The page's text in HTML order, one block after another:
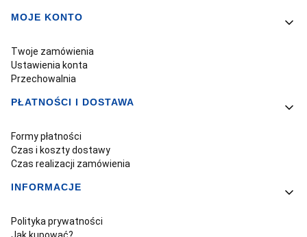
MOJE KONTO
Twoje zamówienia
Ustawienia konta
Przechowalnia
PŁATNOŚCI I DOSTAWA
Formy płatności
Czas i koszty dostawy
Czas realizacji zamówienia
INFORMACJE
Polityka prywatności